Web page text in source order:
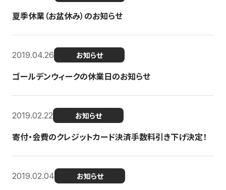
夏季休業（お盆休み）のお知らせ
2019.04.26 お知らせ
ゴールデンウィークの休業日のお知らせ
2019.02.22 お知らせ
寄付・会費のクレジットカード決済手数料引き下げ決定！
2019.02.04 お知らせ